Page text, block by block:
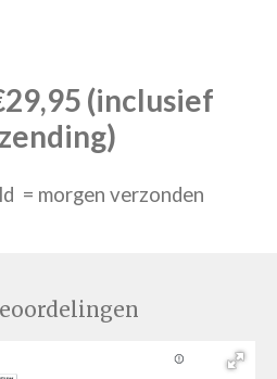
(inclusief
= morgen verzonden